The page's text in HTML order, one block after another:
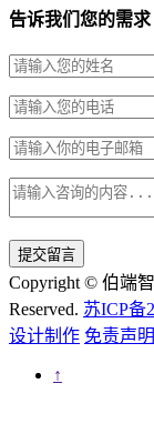
告诉我们您的需求
提交留言
Copyright © 伯端
Reserved. 苏ICP备
设计制作 免责声明
↑